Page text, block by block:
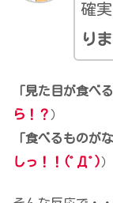
確
り
「見た目が食べ
ら！？ ）
「食べるものがな
しっ！！(ﾟДﾟ)）